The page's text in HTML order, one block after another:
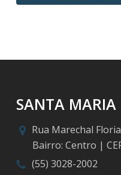
SANTA MARIA
Rua Marechal
Bairro: Centro |
(55) 3028-2002